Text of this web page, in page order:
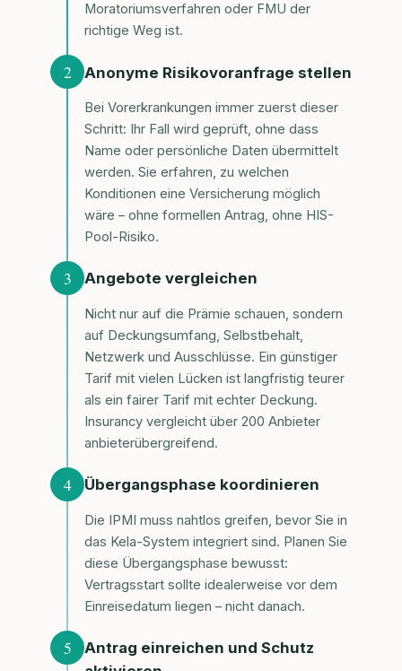
Moratoriumsverfahren oder FMU der
richtige Weg ist.
2 Anonyme Risikovoranfrage stellen
Bei Vorerkrankungen immer zuerst dieser
Schritt: Ihr Fall wird geprüft, ohne dass
Name oder persönliche Daten übermittelt
werden. Sie erfahren, zu welchen
Konditionen eine Versicherung möglich
wäre – ohne formellen Antrag, ohne HIS-
Pool-Risiko.
3 Angebote vergleichen
Nicht nur auf die Prämie schauen, sondern
auf Deckungsumfang, Selbstbehalt,
Netzwerk und Ausschlüsse. Ein günstiger
Tarif mit vielen Lücken ist langfristig teurer
als ein fairer Tarif mit echter Deckung.
Insurancy vergleicht über 200 Anbieter
anbieterübergreifend.
4 Übergangsphase koordinieren
Die IPMI muss nahtlos greifen, bevor Sie in
das Kela-System integriert sind. Planen Sie
diese Übergangsphase bewusst:
Vertragsstart sollte idealerweise vor dem
Einreisedatum liegen – nicht danach.
5
Antrag einreichen und Schutz